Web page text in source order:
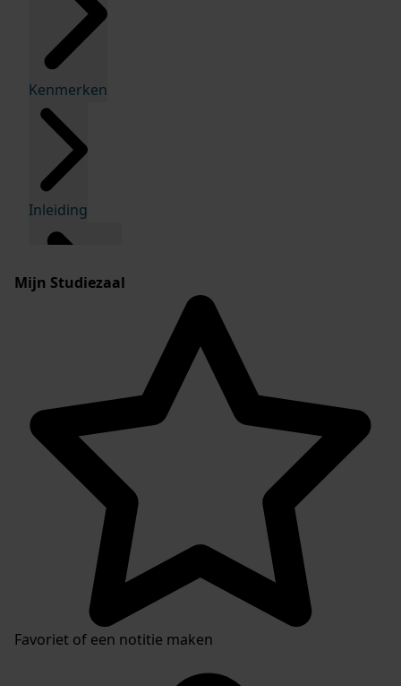
Kenmerken
Inleiding
Mijn Studiezaal
Favoriet of een notitie maken